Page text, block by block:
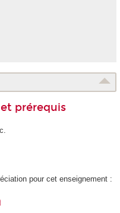
prérequis
pour cet enseignement :